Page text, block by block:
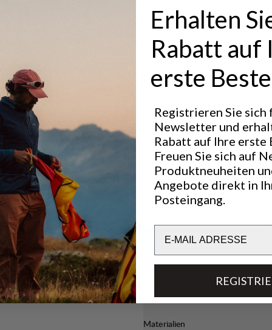
eine eng
Hervorragend für
CLASSIC TREKKING
Leistung
Materialien
Erhalten
Rabatt auf
erste
Registrieren Sie sich
Newsletter und
Rabatt auf Ihre erste
Freuen Sie sich auf
Produktneuheiten
Angebote direkt in
Posteingang.